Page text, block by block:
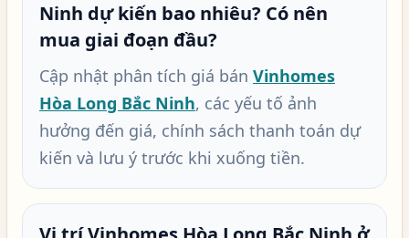
Ninh dự kiến bao nhiêu? Có nên
mua giai đoạn đầu?
Cập nhật phân tích giá bán Vinhomes
Hòa Long Bắc Ninh, các yếu tố ảnh
hưởng đến giá, chính sách thanh toán dự
kiến và lưu ý trước khi xuống tiền.